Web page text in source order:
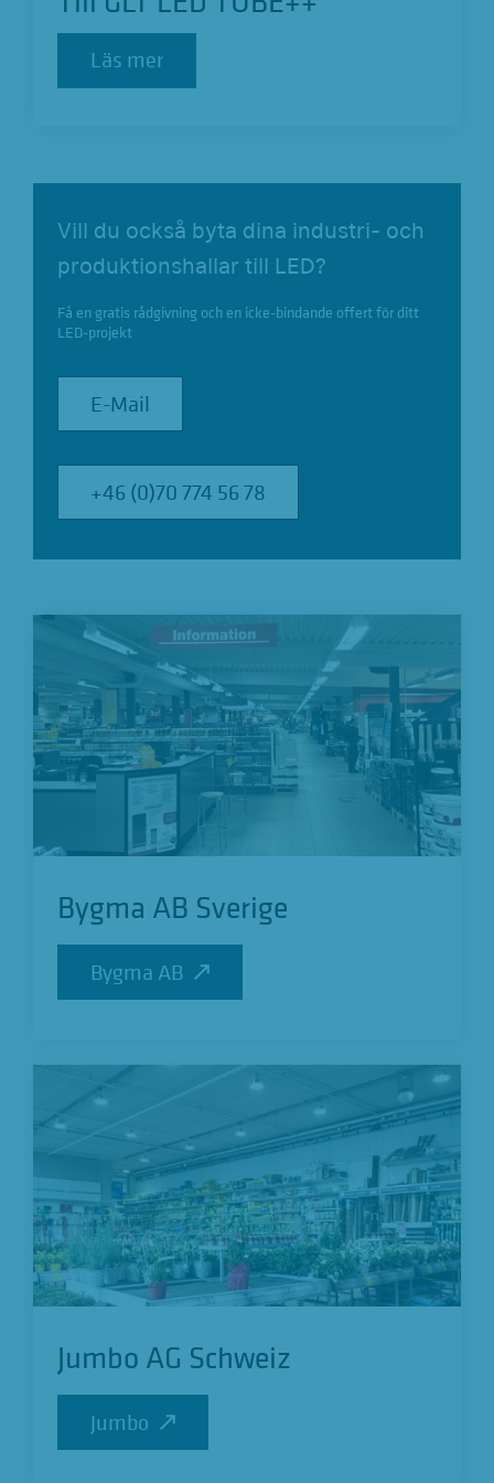
Läs mer
Läs mer
Vill du också byta dina industri- och
produktionshallar till LED?
Få en gratis rådgivning och en icke-bindande offert för ditt
LED-projekt
E-Mail
E-Mail
+46 (0)70 774 56 78
+46 (0)70 774 56 78
Bygma AB Sverige
Bygma AB
Bygma AB
Jumbo AG Schweiz
Jumbo
Jumbo